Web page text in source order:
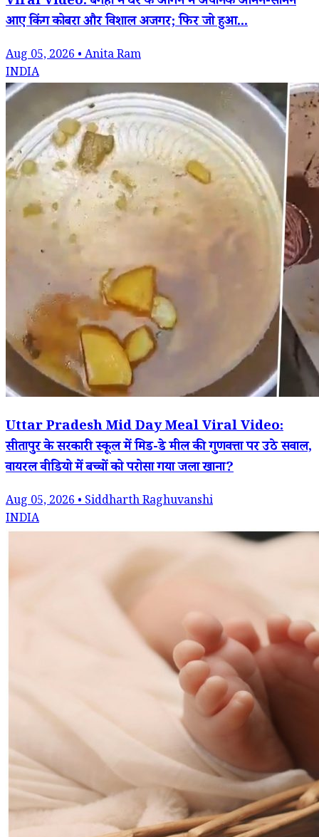
आए किंग कोबरा और विशाल अजगर; फिर जो हुआ...
Aug 05, 2026 • Anita Ram
INDIA
Uttar Pradesh Mid Day Meal Viral Video:
सीतापुर के सरकारी स्कूल में मिड-डे मील की गुणवत्ता पर उठे सवाल,
वायरल वीडियो में बच्चों को परोसा गया जला खाना?
Aug 05, 2026 • Siddharth Raghuvanshi
INDIA